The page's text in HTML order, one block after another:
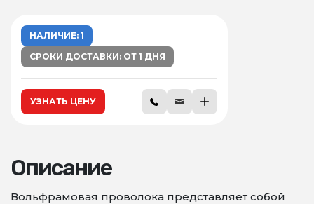
НАЛИЧИЕ: 1
СРОКИ ДОСТАВКИ: ОТ 1 ДНЯ
УЗНАТЬ ЦЕНУ
Описание
Вольфрамовая проволока представляет собой